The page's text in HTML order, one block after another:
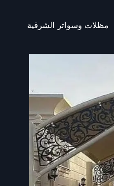
مظلات وسواتر الشرقية